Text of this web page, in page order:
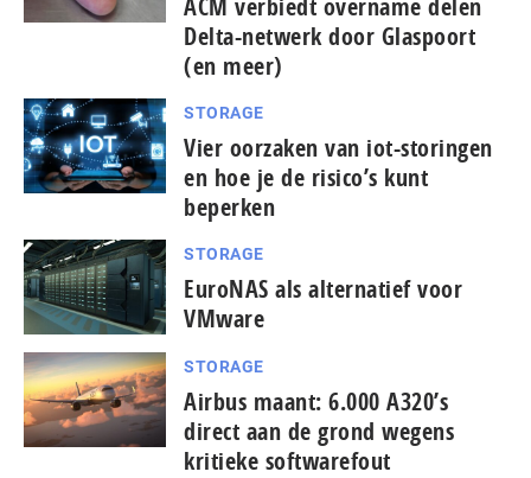
ACM verbiedt overname delen
Delta-netwerk door Glaspoort
(en meer)
STORAGE
Vier oorzaken van iot-storingen
en hoe je de risico’s kunt
beperken
STORAGE
EuroNAS als alternatief voor
VMware
STORAGE
Airbus maant: 6.000 A320’s
direct aan de grond wegens
kritieke softwarefout